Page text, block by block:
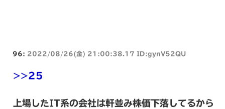
96: 2022/08/26(金) 21:00:38.17 ID:gynV52QU
>>25
上場したIT系の会社は軒並み株価下落してるから